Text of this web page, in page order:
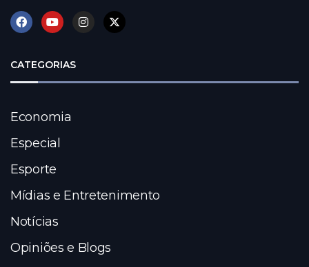
CATEGORIAS
Economia
Especial
Esporte
Mídias e Entretenimento
Notícias
Opiniões e Blogs